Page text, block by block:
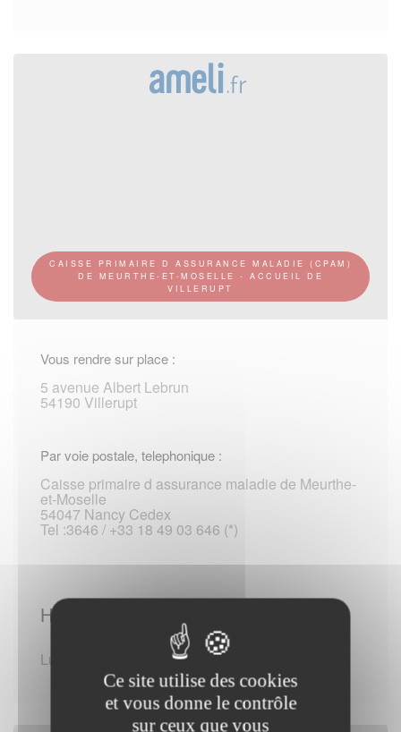
CAISSE PRIMAIRE D ASSURANCE MALADIE (CPAM)
DE MEURTHE-ET-MOSELLE - ACCUEIL DE
VILLERUPT
Vous rendre sur place :
5 avenue Albert Lebrun
54190 Villerupt
Par voie postale, telephonique :
Caisse primaire d assurance maladie de Meurthe-
et-Moselle
54047 Nancy Cedex
Tel :3646 / +33 18 49 03 646 (*)
Horaires d'ouverture :
Lundi de 09:15 - 12:00
Ce site utilise des cookies
et vous donne le contrôle
sur ceux que vous